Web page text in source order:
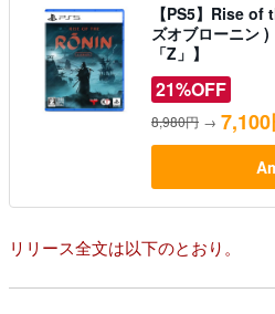
【PS5】Rise
ズオブローニン
「Z」】
21%OFF
8,980円 → 7,100
リリース全文は以下のとおり。